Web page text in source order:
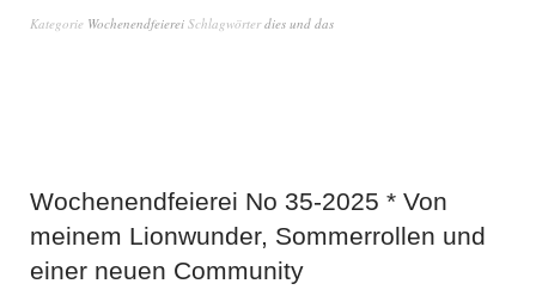
Kategorie Wochenendfeierei Schlagwörterdies und das
Wochenendfeierei No 35-2025 * Von
meinem Lionwunder, Sommerrollen und
einer neuen Community